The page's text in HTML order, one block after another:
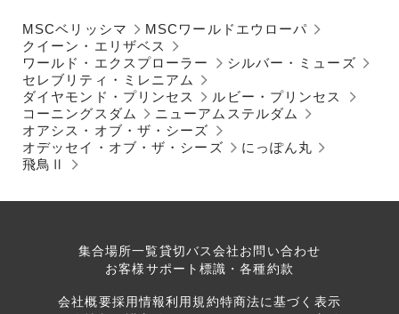
MSCベリッシマ
MSCワールドエウローパ
クイーン・エリザベス
ワールド・エクスプローラー
シルバー・ミューズ
セレブリティ・ミレニアム
ダイヤモンド・プリンセス
ルビー・プリンセス
コーニングスダム
ニューアムステルダム
オアシス・オブ・ザ・シーズ
オデッセイ・オブ・ザ・シーズ
にっぽん丸
飛鳥Ⅱ
集合場所一覧貸切バス会社お問い合わせ
お客様サポート 標識・各種約款
会社概要採用情報利用規約特商法に基づく表示